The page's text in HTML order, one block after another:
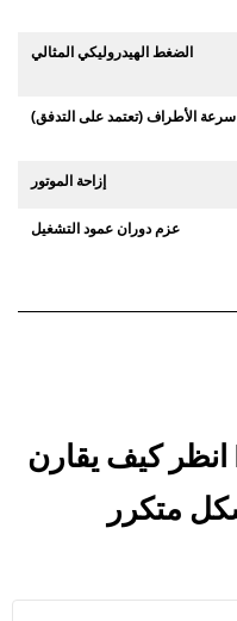
الضغط الهيدروليكي المثالي
سرعة الأطراف (تعتمد على التدفق)
إزاحة الموتور
عزم دوران عمود التشغيل
انظر كيف يقارن BR118 بالمنتجات التي